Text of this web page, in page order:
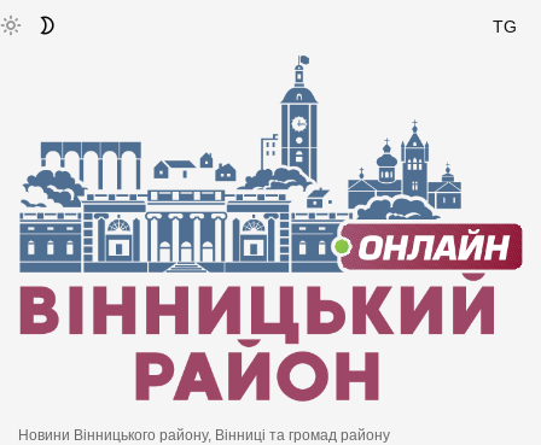
TG
Новини Вінницького району, Вінниці та громад району